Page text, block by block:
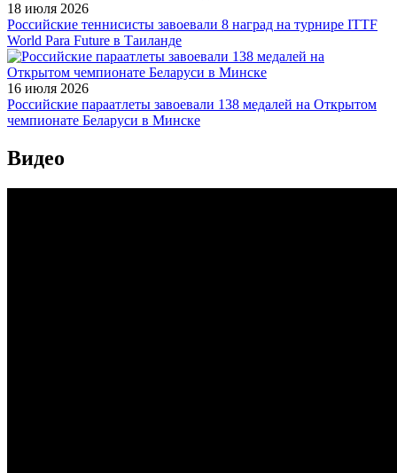
18 июля 2026
Российские теннисисты завоевали 8 наград на турнире ITTF
World Para Future в Таиланде
16 июля 2026
Российские параатлеты завоевали 138 медалей на Открытом
чемпионате Беларуси в Минске
Видео